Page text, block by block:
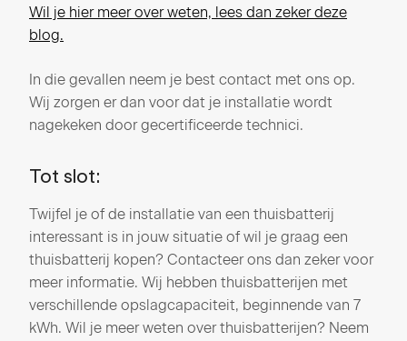
Wil je hier meer over weten, lees dan zeker deze
blog.
In die gevallen neem je best contact met ons op.
Wij zorgen er dan voor dat je installatie wordt
nagekeken door gecertificeerde technici.
Tot slot:
Twijfel je of de installatie van een thuisbatterij
interessant is in jouw situatie of wil je graag een
thuisbatterij kopen? Contacteer ons dan zeker voor
meer informatie. Wij hebben thuisbatterijen met
verschillende opslagcapaciteit, beginnende van 7
kWh. Wil je meer weten over thuisbatterijen? Neem